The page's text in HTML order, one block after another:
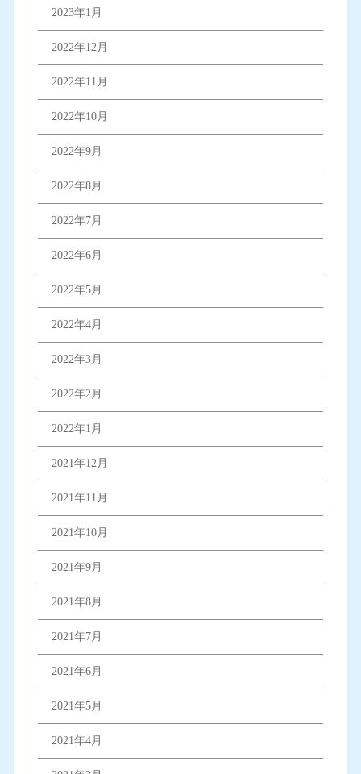
2023年1月
2022年12月
2022年11月
2022年10月
2022年9月
2022年8月
2022年7月
2022年6月
2022年5月
2022年4月
2022年3月
2022年2月
2022年1月
2021年12月
2021年11月
2021年10月
2021年9月
2021年8月
2021年7月
2021年6月
2021年5月
2021年4月